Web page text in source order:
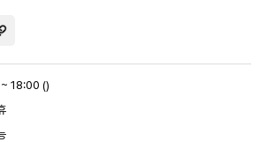
18:00 ()